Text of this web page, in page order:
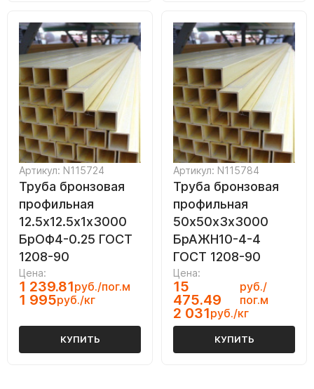
Артикул: N115724
Труба бронзовая
профильная
12.5х12.5х1х3000
БрОФ4-0.25 ГОСТ
1208-90
Цена:
1 239.81руб./пог.м
1 995руб./кг
КУПИТЬ
Артикул: N115784
Труба бронзовая
профильная
50х50х3х3000
БрАЖН10-4-4
ГОСТ 1208-90
Цена:
15
475.49
руб./
пог.м
2 031руб./кг
КУПИТЬ